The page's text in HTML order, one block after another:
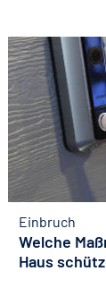
Einbruch
Welche
Haus